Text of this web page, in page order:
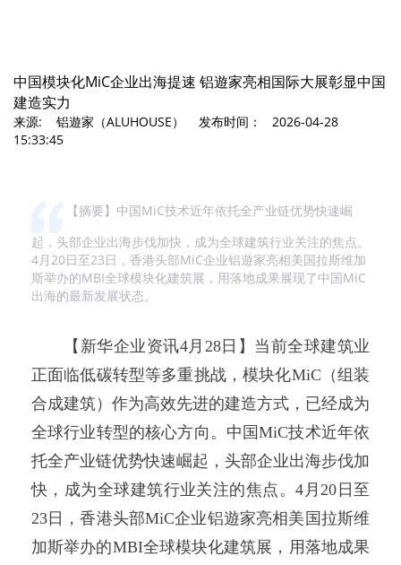
中国模块化MiC企业出海提速 铝遊家亮相国际大展彰显中国
建造实力
来源: 铝遊家（ALUHOUSE） 发布时间： 2026-04-28
15:33:45
【摘要】中国MiC技术近年依托全产业链优势快速崛
起，头部企业出海步伐加快，成为全球建筑行业关注的焦点。
4月20日至23日，香港头部MiC企业铝遊家亮相美国拉斯维加
斯举办的MBI全球模块化建筑展，用落地成果展现了中国MiC
出海的最新发展状态。
【新华企业资讯4月28日】当前全球建筑业
正面临低碳转型等多重挑战，模块化MiC（组装
合成建筑）作为高效先进的建造方式，已经成为
全球行业转型的核心方向。中国MiC技术近年依
托全产业链优势快速崛起，头部企业出海步伐加
快，成为全球建筑行业关注的焦点。4月20日至
23日，香港头部MiC企业铝遊家亮相美国拉斯维
加斯举办的MBI全球模块化建筑展，用落地成果